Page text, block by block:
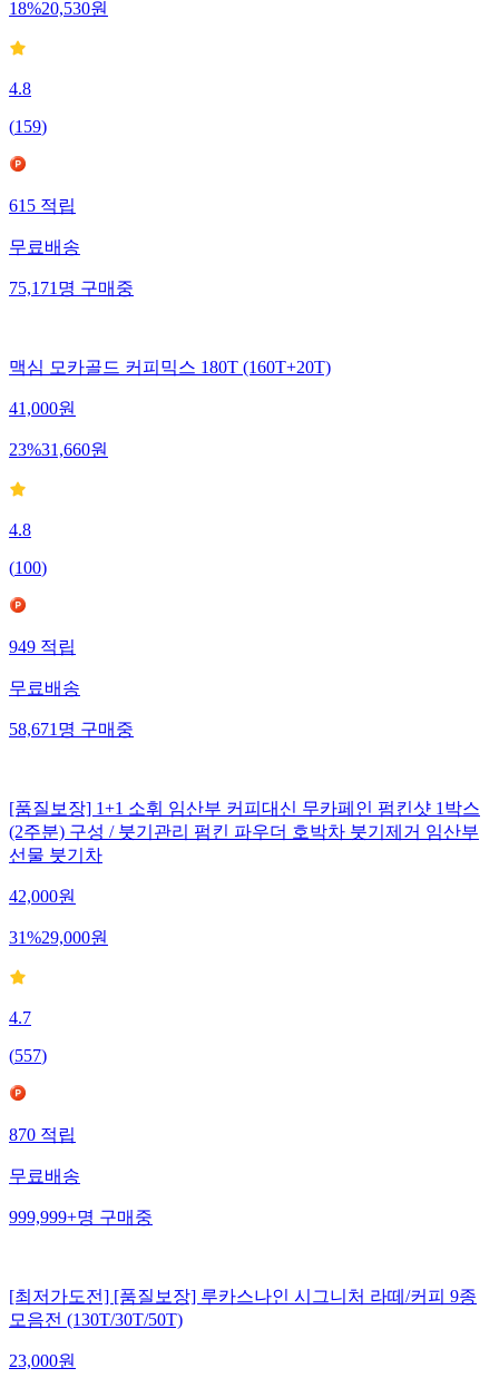
18%20,530원
4.8
(159)
615 적립
무료배송
75,171 명 구매중
맥심 모카골드 커피믹스 180T (160T+20T)
41,000원
23%31,660원
4.8
(100)
949 적립
무료배송
58,671 명 구매중
[품질보장] 1+1 소휘 임산부 커피대신 무카페인 펌킨샷 1박스
(2주분) 구성 / 붓기관리 펌킨 파우더 호박차 붓기제거 임산부
선물 붓기차
42,000원
31%29,000원
4.7
(557)
870적립
무료배송
999,999+명구매중
[최저가도전] [품질보장] 루카스나인 시그니처 라떼/커피 9종
모음전 (130T/30T/50T)
23,000원